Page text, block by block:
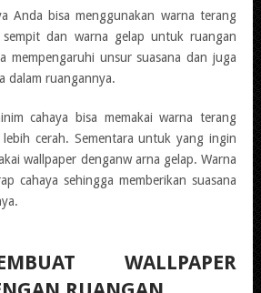
Anda bisa menggunakan warna terang
dan warna gelap untuk ruangan
mempengaruhi unsur suasana dan juga
dalam ruangannya.
cahaya bisa memakai warna terang
cerah. Sementara untuk yang ingin
wallpaper denganw arna gelap. Warna
cahaya sehingga memberikan suasana
WALLPAPER